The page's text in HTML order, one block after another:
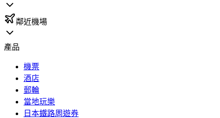
鄰近機場
產品
機票
酒店
郵輪
當地玩樂
日本鐵路周遊券